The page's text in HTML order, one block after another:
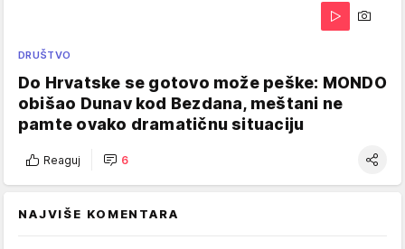
DRUŠTVO
Do Hrvatske se gotovo može peške: MONDO
obišao Dunav kod Bezdana, meštani ne
pamte ovako dramatičnu situaciju
Reaguj 6
NAJVIŠE KOMENTARA